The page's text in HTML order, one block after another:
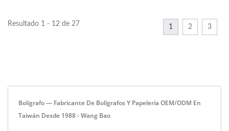
Resultado 1 - 12 de 27 1 2 3
Bolígrafo — Fabricante De Bolígrafos Y Papelería OEM/ODM En
Taiwán Desde 1988 - Wang Bao